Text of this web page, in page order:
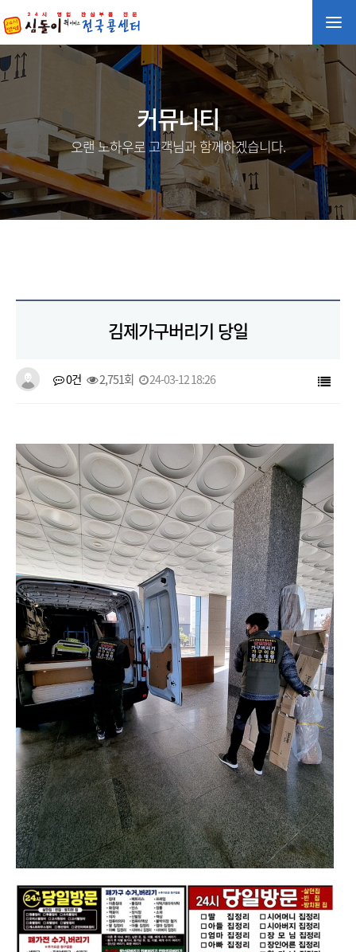
커뮤니티
오랜 노하우로 고객님과 함께하겠습니다.
김제가구버리기 당일
0건 2,751회 24-03-12 18:26